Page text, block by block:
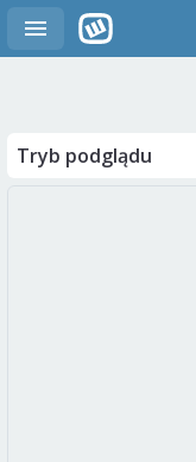
Tryb podglądu